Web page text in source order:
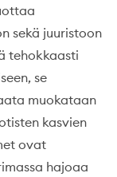
sekä juuristoon
tehokkaasti
se
muokataan
kasvien
ovat
hajoaa